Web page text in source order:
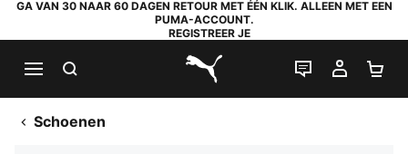
GA VAN 30 NAAR 60 DAGEN RETOUR MET ÉÉN KLIK. ALLEEN MET EEN
PUMA-ACCOUNT.
REGISTREER JE
PUMA.com
LIVE CHAT
MIJN
Schoenen